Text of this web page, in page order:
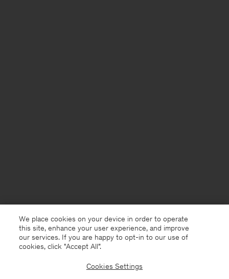
We place cookies on your device in order to operate
this site, enhance your user experience, and improve
our services. If you are happy to opt-in to our use of
cookies, click "Accept All”.
Cookies Settings